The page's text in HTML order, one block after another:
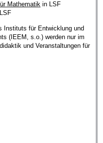
Mathematik in LSF
Instituts für Entwicklung und
(IEEM, s.o.) werden nur im
und Veranstaltungen für